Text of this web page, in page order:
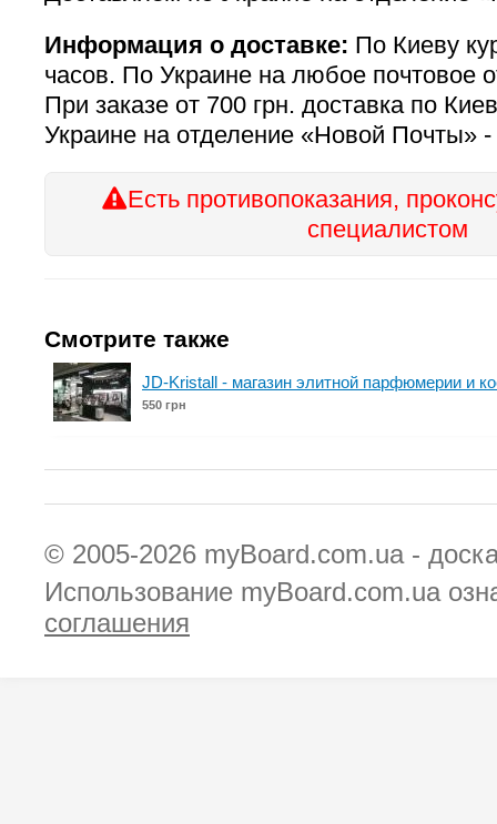
Информация о доставке: По Киеву
часов. По Украине на любое почтовое
При заказе от 700 грн. доставка по
Украине на отделение «Новой
Есть противопоказания,
специалистом
Смотрите также
JD-Kristall - магазин элитной парфюмерии и
550 грн
© 2005-2026 myBoard.com.ua -
Использование myBoard.com.ua
соглашения